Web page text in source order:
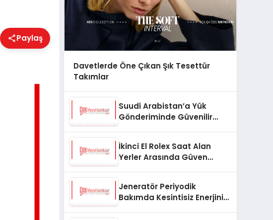
Paylaş
Davetlerde Öne Çıkan Şık Tesettür
Takımlar
Suudi Arabistan’a Yük
Gönderiminde Güvenilir
İkinci El Rolex Saat Alan
Yerler Arasında Güven
Jeneratör Periyodik
Bakımda Kesintisiz Enerjinin